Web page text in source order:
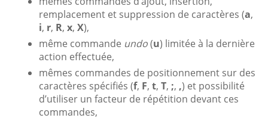
remplacement et suppression de caractères (a,
i, r, R, x, X),
même commande undo(u) limitée à la dernière
action effectuée,
mêmes commandes de positionnement sur des
caractères spécifiés (f, F, t, T, ;, ,) et possibilité
d’utiliser un facteur de répétition devant ces
commandes,